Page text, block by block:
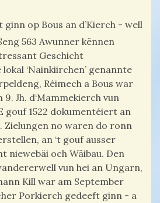
op Bous an d’Kierch - well
563 Awunner kënnen
Geschicht
‘Nainkiirchen’ genannte
Réimech a Bous war
Jh. d‘Mammekierch vun
gouf 1522 dokumentéiert an
Zielungen no waren do ronn
an ‘t gouf ausser
niewebäi och Wäibau. Den
vun hei an Ungarn,
Kill war am September
Porkierch gedeeft ginn - a